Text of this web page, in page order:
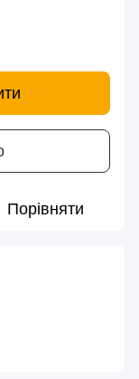
Порівняти